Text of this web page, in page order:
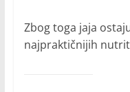
Zbog toga jaja
najpraktičnijih